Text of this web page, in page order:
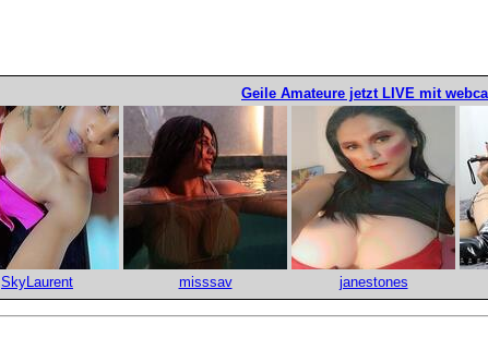
Geile Amateure jetzt LIVE mit
SkyLaurent misssav janestones